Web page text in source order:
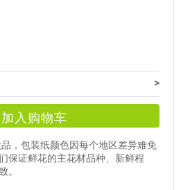
>
加入购物车
，包装纸颜色因每个地区差异难免
保证鲜花的主花材品种、新鲜程
。